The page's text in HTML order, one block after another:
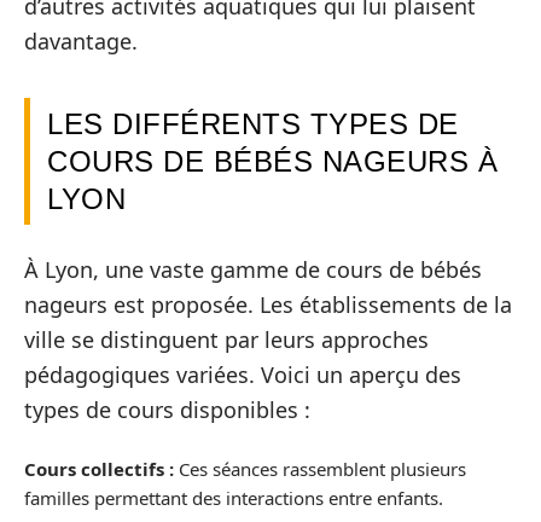
d’autres activités aquatiques qui lui plaisent
davantage.
LES DIFFÉRENTS TYPES DE
COURS DE BÉBÉS NAGEURS À
LYON
À Lyon, une vaste gamme de cours de bébés
nageurs est proposée. Les établissements de la
ville se distinguent par leurs approches
pédagogiques variées. Voici un aperçu des
types de cours disponibles :
Cours collectifs : Ces séances rassemblent plusieurs
familles permettant des interactions entre enfants.